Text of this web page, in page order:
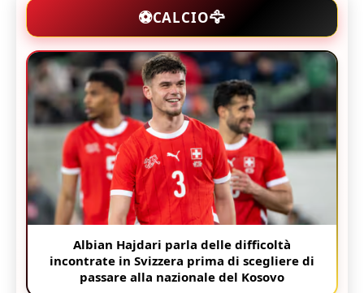
⚽CALCIO🦅
Albian Hajdari parla delle difficoltà
incontrate in Svizzera prima di scegliere di
passare alla nazionale del Kosovo